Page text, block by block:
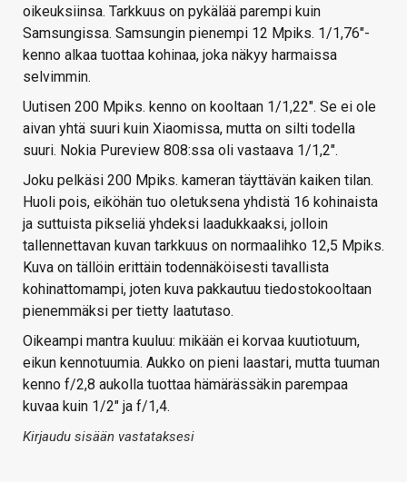
oikeuksiinsa. Tarkkuus on pykälää parempi kuin
Samsungissa. Samsungin pienempi 12 Mpiks. 1/1,76"-
kenno alkaa tuottaa kohinaa, joka näkyy harmaissa
selvimmin.
Uutisen 200 Mpiks. kenno on kooltaan 1/1,22". Se ei ole
aivan yhtä suuri kuin Xiaomissa, mutta on silti todella
suuri. Nokia Pureview 808:ssa oli vastaava 1/1,2".
Joku pelkäsi 200 Mpiks. kameran täyttävän kaiken tilan.
Huoli pois, eiköhän tuo oletuksena yhdistä 16 kohinaista
ja suttuista pikseliä yhdeksi laadukkaaksi, jolloin
tallennettavan kuvan tarkkuus on normaalihko 12,5 Mpiks.
Kuva on tällöin erittäin todennäköisesti tavallista
kohinattomampi, joten kuva pakkautuu tiedostokooltaan
pienemmäksi per tietty laatutaso.
Oikeampi mantra kuuluu: mikään ei korvaa kuutiotuum,
eikun kennotuumia. Aukko on pieni laastari, mutta tuuman
kenno f/2,8 aukolla tuottaa hämärässäkin parempaa
kuvaa kuin 1/2" ja f/1,4.
Kirjaudu sisään vastataksesi